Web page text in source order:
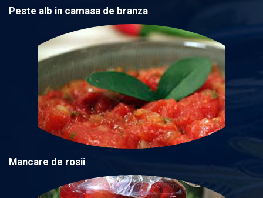
Peste alb in camasa de branza
Mancare de rosii